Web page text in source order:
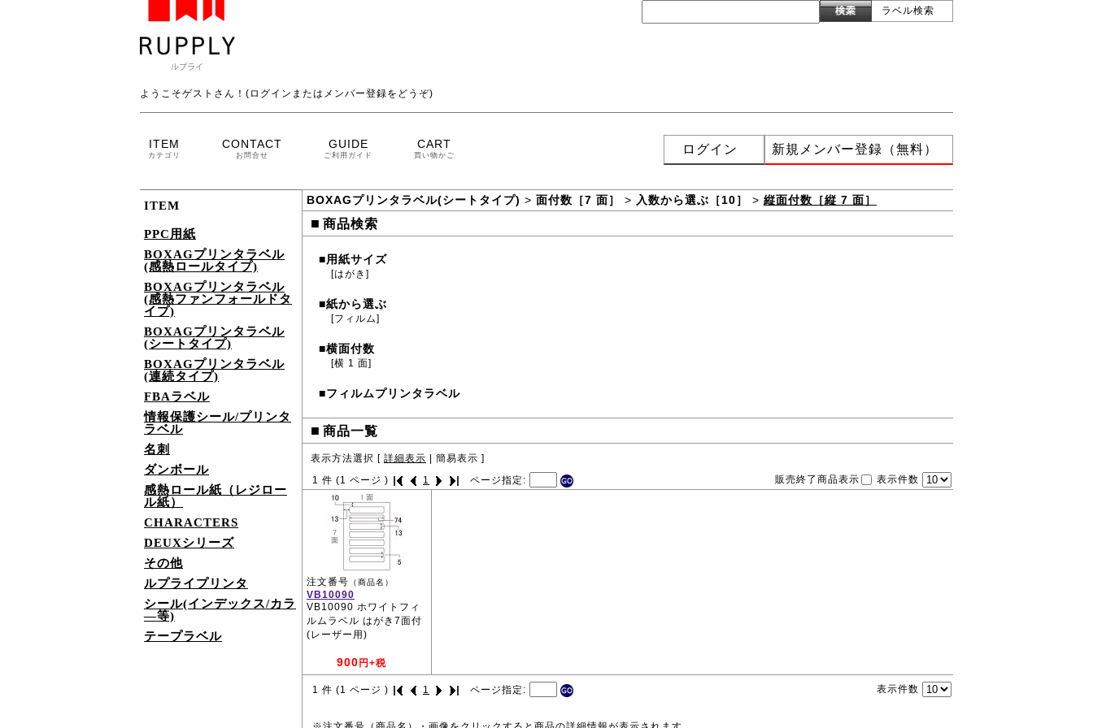
ラベル検索
ようこそゲストさん！(ログインまたはメンバー登録をどうぞ)
ITEM
カテゴリ
CONTACT
お問合せ
GUIDE
ご利用ガイド
CART
買い物かご ログイン 新規メンバー登録（無料）
ITEM
PPC用紙
BOXAGプリンタラベル
(感熱ロールタイプ)
BOXAGプリンタラベル
(感熱ファンフォールドタ
イプ)
BOXAGプリンタラベル
(シートタイプ)
BOXAGプリンタラベル
(連続タイプ)
FBAラベル
情報保護シール/プリンタ
ラベル
名刺
ダンボール
感熱ロール紙（レジロー
ル紙）
CHARACTERS
DEUXシリーズ
その他
ルプライプリンタ
シール(インデックス/カラ
―等)
テープラベル
BOXAGプリンタラベル(シートタイプ) > 面付数［7 面］ > 入数から選ぶ［10］ > 縦面付数［縦 7 面］
■ 商品検索
■用紙サイズ
[はがき]
■紙から選ぶ
[フィルム]
■横面付数
[横 1 面]
■フィルムプリンタラベル
■ 商品一覧
表示方法選択 [ 詳細表示 簡易表示 ]
1 件 (1 ページ ) 1 ページ指定: 販売終了商品表示 表示件数
注文番号 （商品名）
VB10090
VB10090 ホワイトフィ
ルムラベル はがき7面付
(レーザー用)
900 円+税
1 件 (1 ページ ) 1 ページ指定: 表示件数